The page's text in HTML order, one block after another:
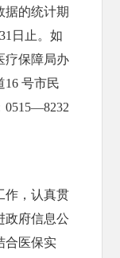
据的统计期
日止。如
疗保障局办
16 号市民
0515—8232
作，认真贯
政府信息公
合医保实